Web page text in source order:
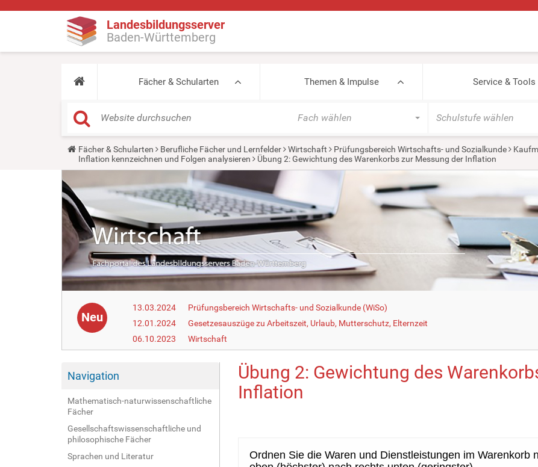
Landesbildungsserver
Baden-Württemberg
Fächer & Schularten Themen & Impulse Service & Tools
Fach wählen Schulstufe wählen
Y
u
r
e
h
e
r
:
Fächer & Schularten Berufliche Fächer und Lernfelder Wirtschaft Prüfungsbereich Wirtschafts- und Sozialkunde
Inflation kennzeichnen und Folgen analysieren
Übung 2: Gewichtung des Warenkorbs zur Messung der Inflation
Neu
13.03.2024
Prüfungsbereich Wirtschafts- und Sozialkunde (WiSo)
12.01.2024
Gesetzesauszüge zu Arbeitszeit, Urlaub, Mutterschutz, Elternzeit
06.10.2023
Wirtschaft
Navigation
Mathematisch-naturwissenschaftliche
Fächer
Gesellschaftswissenschaftliche und
philosophische Fächer
Sprachen und Literatur
Übung 2: Gewichtung des
Inflation